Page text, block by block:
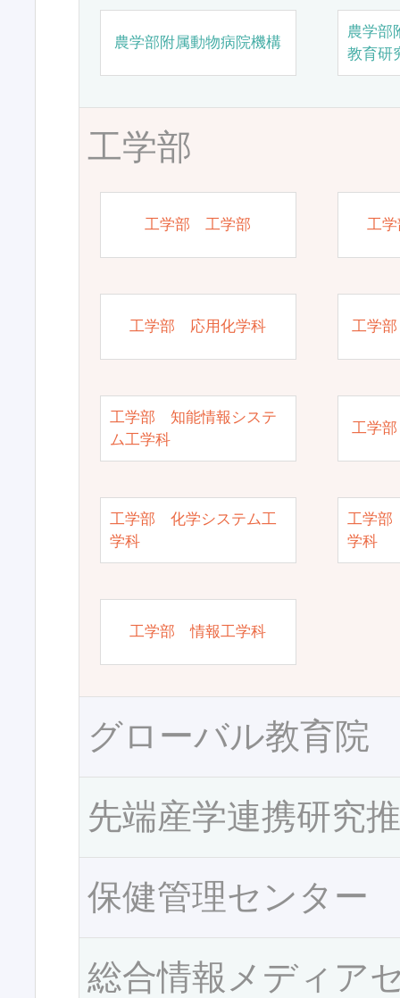
農学部附属動物病院機構
農学部
教育研
工学部
工学部 工学部 工
工学部 応用化学科 工学
工学部 知能情報システ
ム工学科
工学
工学部 化学システム工
学科
工学部
学科
工学部 情報工学科
グローバル教育院
先端産学連携研究
保健管理センター
総合情報メディア